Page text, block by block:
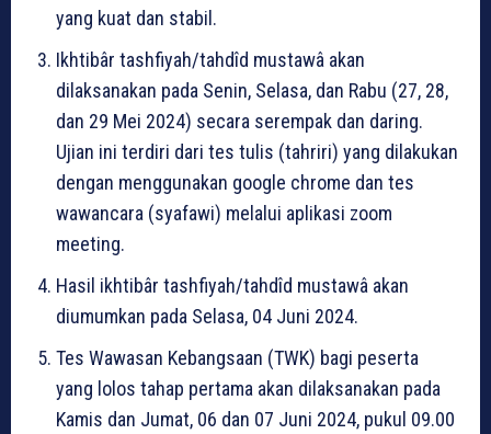
yang kuat dan stabil.
Ikhtibâr tashfiyah/tahdîd mustawâ akan
dilaksanakan pada Senin, Selasa, dan Rabu (27, 28,
dan 29 Mei 2024) secara serempak dan daring.
Ujian ini terdiri dari tes tulis (tahriri) yang dilakukan
dengan menggunakan google chrome dan tes
wawancara (syafawi) melalui aplikasi zoom
meeting.
Hasil ikhtibâr tashfiyah/tahdîd mustawâ akan
diumumkan pada Selasa, 04 Juni 2024.
Tes Wawasan Kebangsaan (TWK) bagi peserta
yang lolos tahap pertama akan dilaksanakan pada
Kamis dan Jumat, 06 dan 07 Juni 2024, pukul 09.00